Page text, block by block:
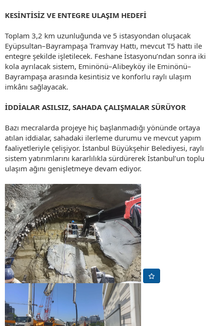
KESİNTİSİZ VE ENTEGRE ULAŞIM HEDEFİ
Toplam 3,2 km uzunluğunda ve 5 istasyondan oluşacak
Eyüpsultan–Bayrampaşa Tramvay Hattı, mevcut T5 hattı ile
entegre şekilde işletilecek. Feshane İstasyonu’ndan sonra iki
kola ayrılacak sistem, Eminönü–Alibeyköy ile Eminönü–
Bayrampaşa arasında kesintisiz ve konforlu raylı ulaşım
imkânı sağlayacak.
İDDİALAR ASILSIZ, SAHADA ÇALIŞMALAR SÜRÜYOR
Bazı mecralarda projeye hiç başlanmadığı yönünde ortaya
atılan iddialar, sahadaki ilerleme durumu ve mevcut yapım
faaliyetleriyle çelişiyor. İstanbul Büyükşehir Belediyesi, raylı
sistem yatırımlarını kararlılıkla sürdürerek İstanbul’un toplu
ulaşım ağını genişletmeye devam ediyor.